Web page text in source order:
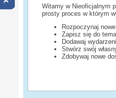
Witamy w Nieoficjalnym
prosty proces w którym
Rozpoczynaj
Zapisz się do
Dodawaj
Stwórz swój
Zdobywaj nowe